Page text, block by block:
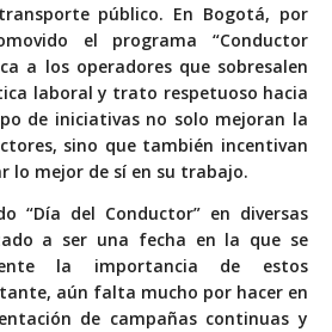
público. En Bogotá, por
el programa “Conductor
a los operadores que sobresalen
laboral y trato respetuoso hacia
de iniciativas no solo mejoran la
sino que también incentivan
lo mejor de sí en su trabajo.
“Día del Conductor” en diversas
a ser una fecha en la que se
la importancia de estos
aún falta mucho por hacer en
de campañas continuas y